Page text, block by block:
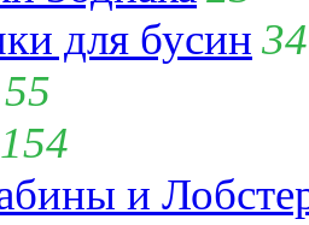
для бусин 34
55
154
и